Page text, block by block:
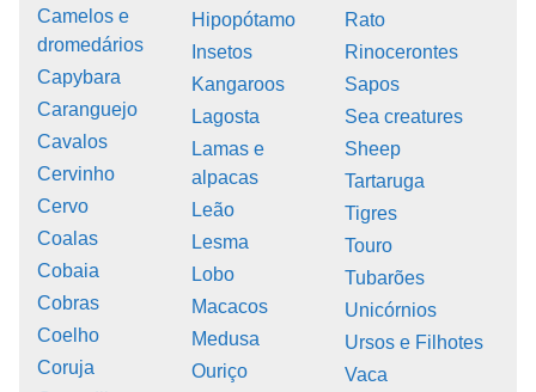
Camelos e
dromedários
Capybara
Caranguejo
Cavalos
Cervinho
Cervo
Coalas
Cobaia
Cobras
Coelho
Coruja
Hipopótamo
Insetos
Kangaroos
Lagosta
Lamas e
alpacas
Leão
Lesma
Lobo
Macacos
Medusa
Ouriço
Rato
Rinocerontes
Sapos
Sea creatures
Sheep
Tartaruga
Tigres
Touro
Tubarões
Unicórnios
Ursos e Filhotes
Vaca